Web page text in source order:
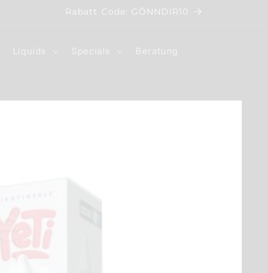
Rabatt Code: GÖNNDIR10
Liquids Specials Beratung